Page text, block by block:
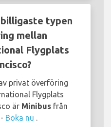
typen
mellan
Flygplats
privat överföring
Flygplats
är Minibus från
Boka nu .